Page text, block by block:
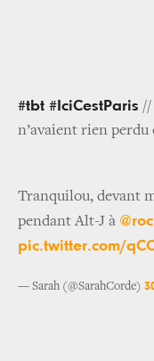
#tbt #IciCestParis //
n’avaient rien
Tranquilou, devant
pendant Alt-J à
pic.twitter.com/
— Sarah (@SarahCorde)